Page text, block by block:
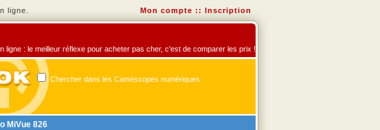
ligne. Mon compte :: Inscription
ligne : le meilleur réflexe pour acheter pas cher, c'est de comparer les prix !
Chercher dans les Caméscopes numériques
MiVue 826